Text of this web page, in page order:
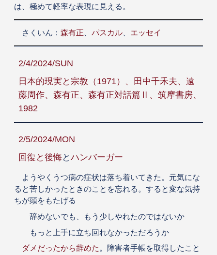
は、極めて軽率な表現に見える。
さくいん： 森有正 、 パスカル、 エッセイ
2/4/2024/SUN
日本的現実と宗教（1971）、田中千禾夫、遠
藤周作、森有正、森有正対話篇Ⅱ、筑摩書房、
1982
2/5/2024/MON
回復と後悔と ハンバーガー
ようやくうつ病の症状は落ち着いてきた。元気にな
ると苦しかったときのことを忘れる。すると変な気持
ちが頭をもたげる
辞めないでも、もう少しやれたのではないか
もっと上手に立ち回れなかっただろうか
ダメだったから辞めた。障害者手帳を取得したこと